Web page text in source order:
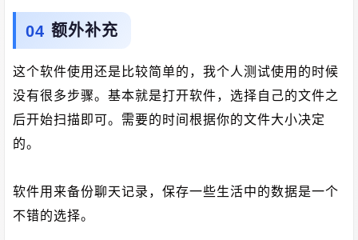
额外补充
这个软件使用还是比较简单的，我个人测试使用的时候
没有很多步骤。基本就是打开软件，选择自己的文件之
后开始扫描即可。需要的时间根据你的文件大小决定
的。
软件用来备份聊天记录，保存一些生活中的数据是一个
不错的选择。